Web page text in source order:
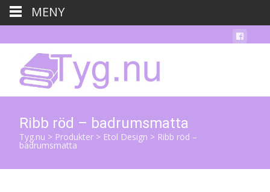
Ribb röd – badrumsmatta
Tyg.nu > Produkter > Etol Design > Ribb röd –
badrumsmatta
MENY